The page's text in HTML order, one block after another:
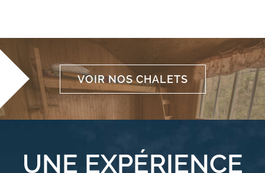
VOIR NOS CHALETS
UNE EXPÉRIENCE